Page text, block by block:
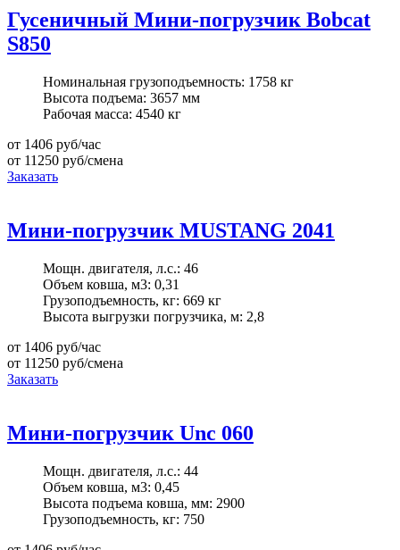
Гусеничный Мини-погрузчик Bobcat
S850
Номинальная грузоподъемность: 1758 кг
Высота подъема: 3657 мм
Рабочая масса: 4540 кг
от 1406 руб/час
от 11250 руб/смена
Заказать
Мини-погрузчик MUSTANG 2041
Мощн. двигателя, л.с.: 46
Объем ковша, м3: 0,31
Грузоподъемность, кг: 669 кг
Высота выгрузки погрузчика, м: 2,8
от 1406 руб/час
от 11250 руб/смена
Заказать
Мини-погрузчик Unc 060
Мощн. двигателя, л.с.: 44
Объем ковша, м3: 0,45
Высота подъема ковша, мм: 2900
Грузоподъемность, кг: 750